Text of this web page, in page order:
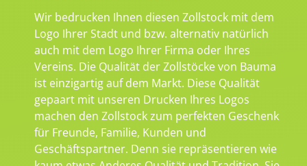
Wir bedrucken Ihnen diesen Zollstock mit dem
Logo Ihrer Stadt und bzw. alternativ natürlich
auch mit dem Logo Ihrer Firma oder Ihres
Vereins. Die Qualität der Zollstöcke von Bauma
ist einzigartig auf dem Markt. Diese Qualität
gepaart mit unseren Drucken Ihres Logos
machen den Zollstock zum perfekten Geschenk
für Freunde, Familie, Kunden und
Geschäftspartner. Denn sie repräsentieren wie